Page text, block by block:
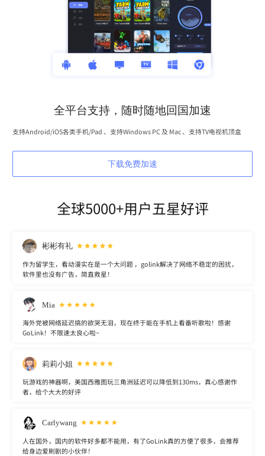
全平台支持，随时随地回国加速
支持Android/iOS各类手机/Pad 、支持Windows PC 及 Mac 、支持TV电视机顶盒
下载免费加速
全球5000+用户五星好评
彬彬有礼
作为留学生，看动漫实在是一个大问题 ，golink解决了网络不稳定的困扰，
软件里也没有广告，简直救星！
Mia
海外党被网络延迟搞的欲哭无泪，现在终于能在手机上看番听歌啦！感谢
GoLink！不限速太良心啦~
莉莉小姐
玩游戏的神器啊，美国西雅图玩三角洲延迟可以降低到130ms，真心感谢作
者，给个大大的好评
Carlywang
人在国外，国内的软件好多都不能用，有了GoLink真的方便了很多，会推荐
给身边爱刷剧的小伙伴！